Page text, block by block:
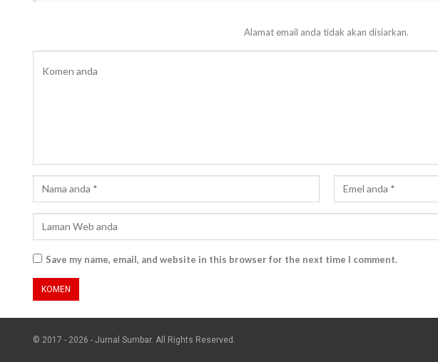
Alamat email anda tidak akan disiarkan.
Save my name, email, and website in this browser for the next time I comment.
© 2017 - 2026 - Jurnal Sumbar. All Rights Reserved.